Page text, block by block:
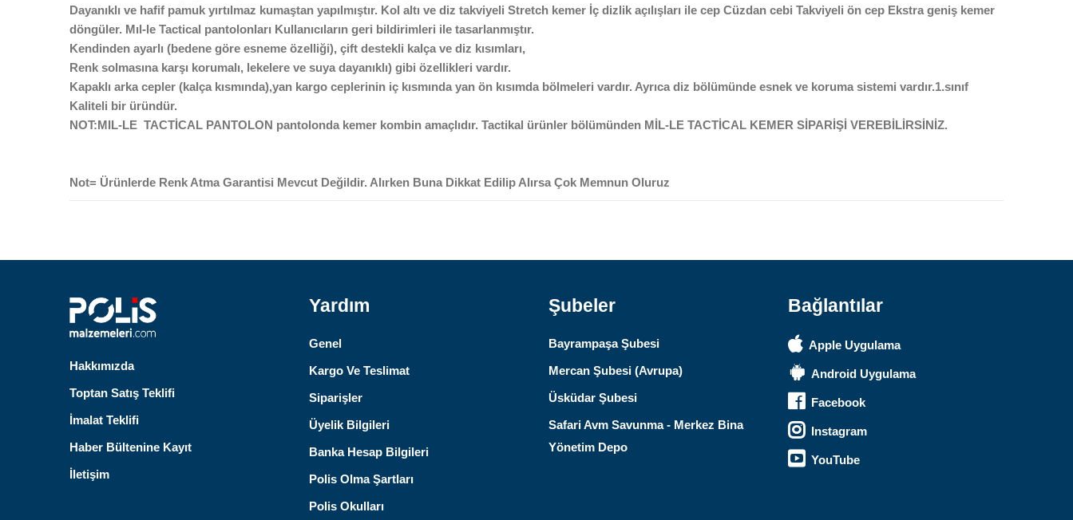
Dayanıklı ve hafif pamuk yırtılmaz kumaştan yapılmıştır. Kol altı ve diz takviyeli Stretch kemer İç dizlik açılışları ile cep Cüzdan cebi Takviyeli ön cep Ekstra geniş kemer
döngüler. Mıl-le Tactical pantolonları Kullanıcıların geri bildirimleri ile tasarlanmıştır.
Kendinden ayarlı (bedene göre esneme özelliği), çift destekli kalça ve diz kısımları,
Renk solmasına karşı korumalı, lekelere ve suya dayanıklı) gibi özellikleri vardır.
Kapaklı arka cepler (kalça kısmında),yan kargo ceplerinin iç kısmında yan ön kısımda bölmeleri vardır. Ayrıca diz bölümünde esnek ve koruma sistemi vardır.1.sınıf
Kaliteli bir üründür.
NOT:MIL-LE TACTİCAL PANTOLON pantolonda kemer kombin amaçlıdır. Tactikal ürünler bölümünden MİL-LE TACTİCAL KEMER SİPARİŞİ VEREBİLİRSİNİZ.
Not= Ürünlerde Renk Atma Garantisi Mevcut Değildir. Alırken Buna Dikkat Edilip Alırsa Çok Memnun Oluruz
Hakkımızda
Toptan Satış Teklifi
İmalat Teklifi
Haber Bültenine Kayıt
İletişim
Yardım
Genel
Kargo Ve Teslimat
Siparişler
Üyelik Bilgileri
Banka Hesap Bilgileri
Polis Olma Şartları
Polis Okulları
Şubeler
Bayrampaşa Şubesi
Mercan Şubesi (Avrupa)
Üsküdar Şubesi
Safari Avm Savunma - Merkez Bina
Yönetim Depo
Bağlantılar
Apple Uygulama
Android Uygulama
Facebook
Instagram
YouTube
ekipman arasından aradığınız